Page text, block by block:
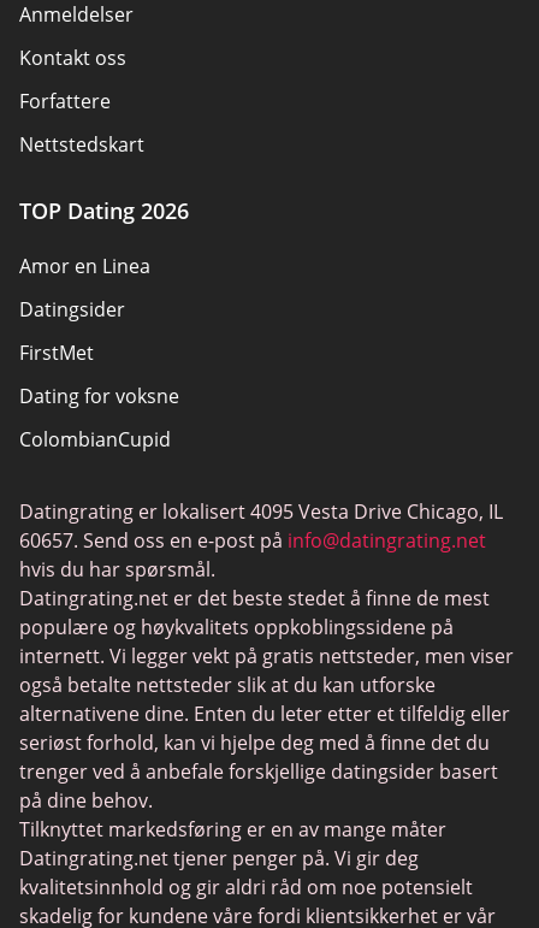
Anmeldelser
Kontakt oss
Forfattere
Nettstedskart
TOP Dating 2026
Amor en Linea
Datingsider
FirstMet
Dating for voksne
ColombianCupid
MeetMindful
BDSM Dating
BBPeopleMeet
Sugar Daddy nettsteder
JPeopleMeet
Transdating
Senior datingsider
MyLOL
Gay Dating
Lesbisk dating
Datingrating er lokalisert 4095 Vesta Drive Chicago, IL
60657. Send oss en e-post på info@datingrating.net
hvis du har spørsmål.
Datingrating.net er det beste stedet å finne de mest
populære og høykvalitets oppkoblingssidene på
internett. Vi legger vekt på gratis nettsteder, men viser
også betalte nettsteder slik at du kan utforske
alternativene dine. Enten du leter etter et tilfeldig eller
seriøst forhold, kan vi hjelpe deg med å finne det du
trenger ved å anbefale forskjellige datingsider basert
på dine behov.
Tilknyttet markedsføring er en av mange måter
Datingrating.net tjener penger på. Vi gir deg
kvalitetsinnhold og gir aldri råd om noe potensielt
skadelig for kundene våre fordi klientsikkerhet er vår